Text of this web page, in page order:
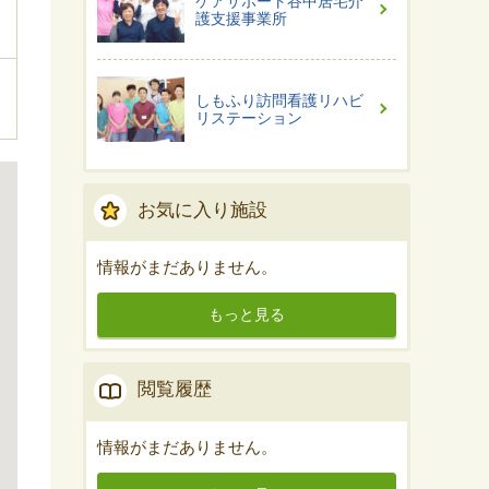
護支援事業所
しもふり訪問看護リハビ
リステーション
お気に入り施設
情報がまだありません。
もっと見る
閲覧履歴
情報がまだありません。